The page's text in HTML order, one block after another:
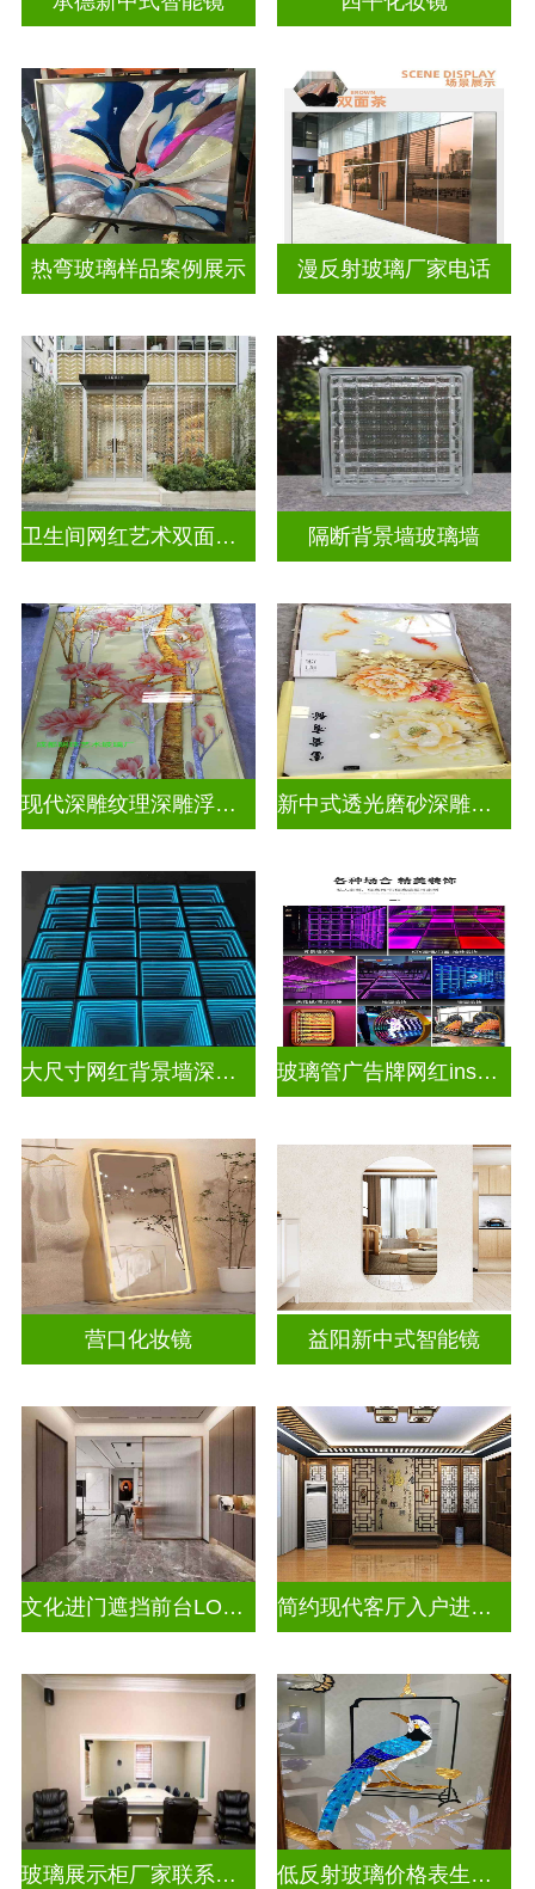
热弯玻璃样品案例展示 漫反射玻璃厂家电话
卫生间网红艺术双面玻璃墙 隔断背景墙玻璃墙
现代深雕纹理深雕浮雕玻璃 新中式透光磨砂深雕浮雕玻璃
大尺寸网红背景墙深渊镜 玻璃管广告牌网红ins灯带造型装饰千层镜深渊镜
营口化妆镜 益阳新中式智能镜
文化进门遮挡前台LOGO山水画背景墙玻璃 简约现代客厅入户进门遮挡玻璃屏风
玻璃展示柜厂家联系方式 低反射玻璃价格表生产电话